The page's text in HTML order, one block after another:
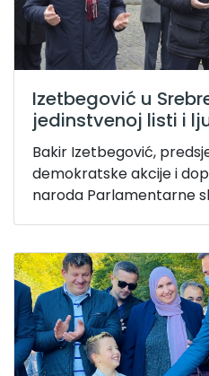
Izetbegović u
jedinstvenoj listi i
Bakir Izetbegović,
demokratske akcije i
naroda Parlamentarne